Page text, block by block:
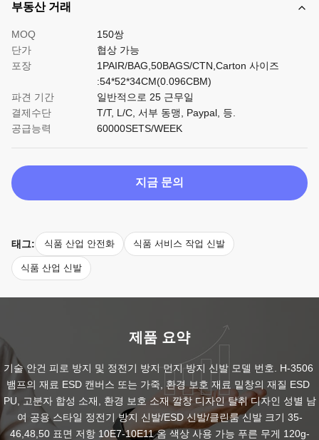
부동산 거래
MOQ
150쌍
단가
협상 가능
포장
1PAIR/BAG,50BAGS/CTN,Carton 사이즈
:54*52*34CM(0.096CBM)
파견 기간
일반적으로 25 근무일
결제수단
T/T, L/C, 서부 동맹, Paypal, 등.
공급능력
60000SETS/WEEK
지금 문의
태그: 식품 산업 안전화 식품 서비스 작업 신발
식품 산업 신발
제품 요약
기술 안건 피로 방지 및 정전기 방지 먼지 방지 신발 모델 번호. H-3506
뱀프의 재료 ESD 캔버스 또는 가죽, 환경 보호 재료 밑창의 재질 ESD
PU, 고분자 합성 소재, 환경 보호 소재 깔창 디자인 탈취 디자인 성별 남
여 공용 스타일 정전기 방지 신발/ESD 신발/클린룸 신발 크기 35-
46,48,50 표면 저항 10E7-10E11 옴 색상 사용 가능 푸른 무게 120g-